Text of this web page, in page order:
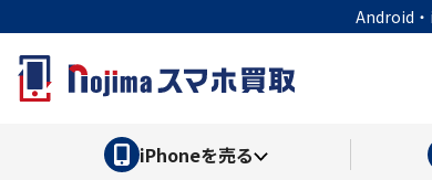
Android・
iPhoneを売る